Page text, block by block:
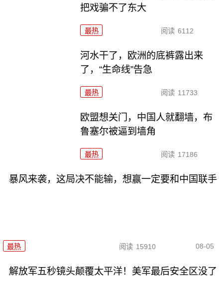
把戏骗不了东大
最热 阅读 6112
河水干了，欧洲的底裤露出来
了，“生命线”告急
最热 阅读 11733
欧盟想关门，中国人就翻墙，布
鲁塞尔被逼到墙角
最热 阅读 17186
暴风来袭，这局决不能输，想赢一定要和中国联手
最热 阅读 15910 08-05
解放军五秒镜头颠覆太平洋！美军最后安全区没了